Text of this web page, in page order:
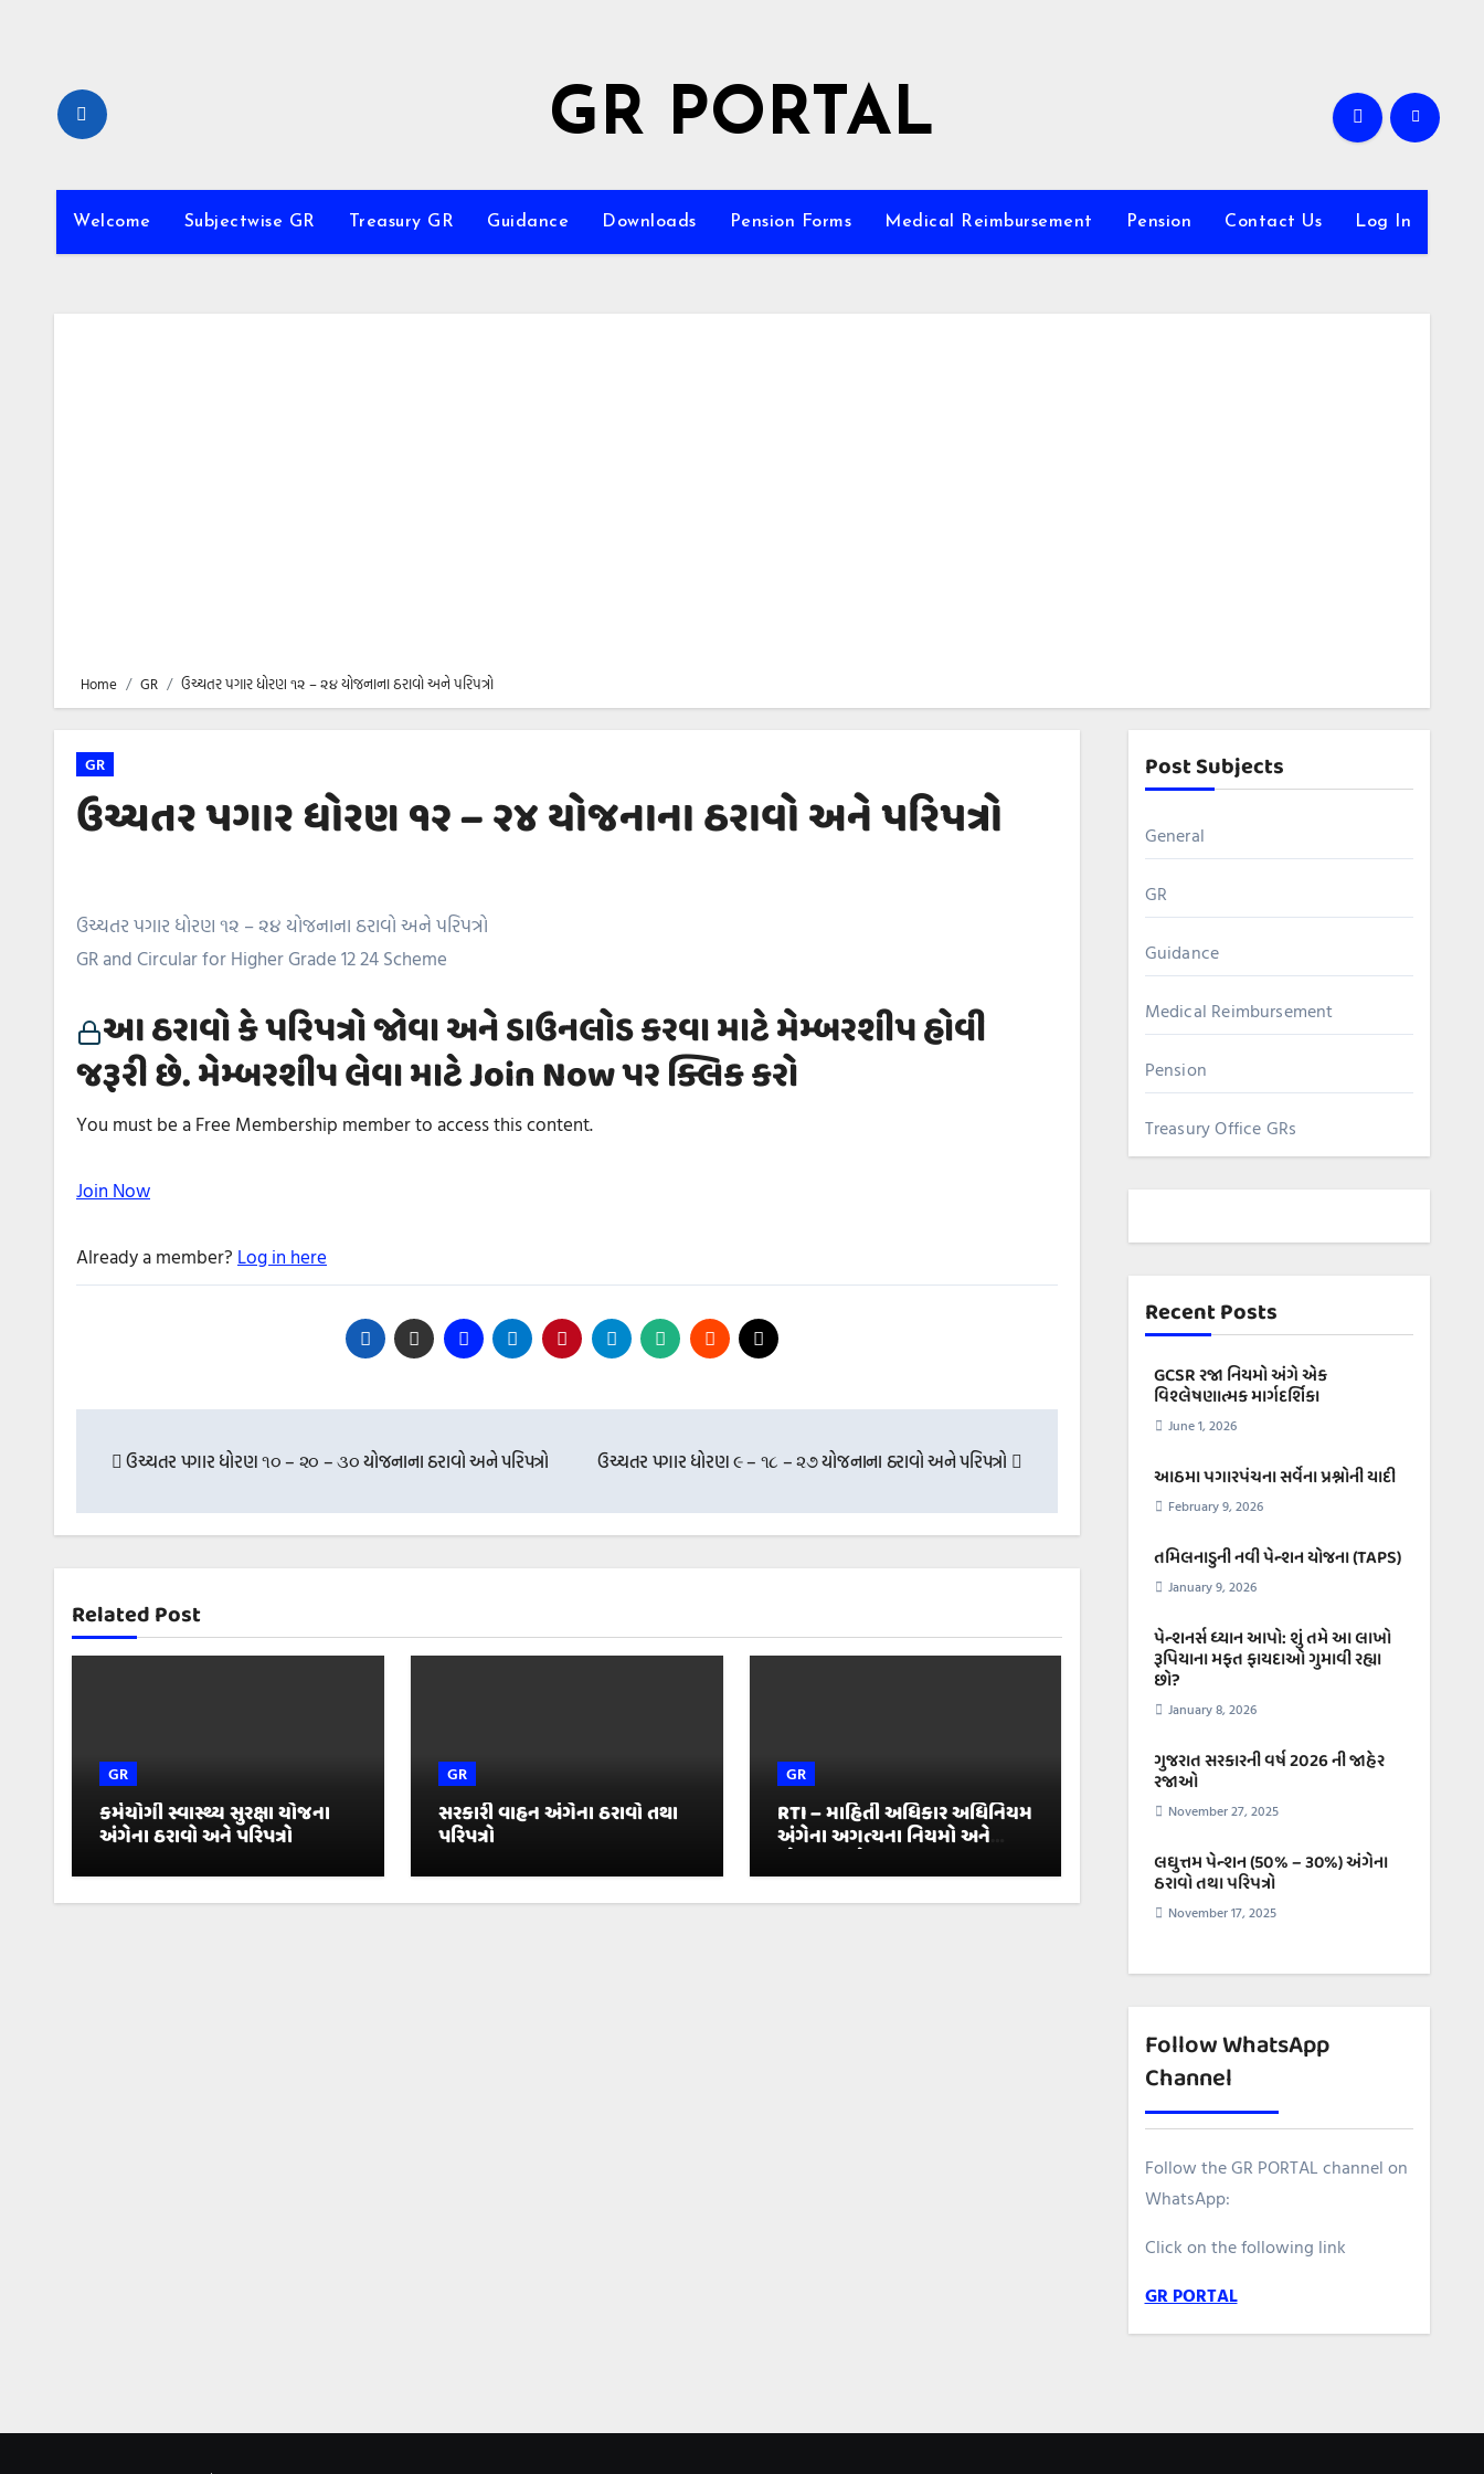
GR PORTAL
Welcome Subjectwise GR Treasury GR Guidance Downloads Pension Forms Medical Reimbursement Pension Contact Us Log In
Home GR ઉચ્ચતર પગાર ધોરણ ૧૨ – ૨૪ યોજનાના ઠરાવો અને પરિપત્રો
GR
ઉચ્ચતર પગાર ધોરણ ૧૨ – ૨૪ યોજનાના ઠરાવો અને પરિપત્રો
ઉચ્ચતર પગાર ધોરણ ૧૨ – ૨૪ યોજનાના ઠરાવો અને પરિપત્રો
GR and Circular for Higher Grade 12 24 Scheme
આ ઠરાવો કે પરિપત્રો જોવા અને ડાઉનલોડ કરવા માટે મેમ્બરશીપ હોવી
જરૂરી છે. મેમ્બરશીપ લેવા માટે Join Now પર ક્લિક કરો
You must be a Free Membership member to access this content.
Join Now
Already a member? Log in here
navigation
ઉચ્ચતર પગાર ધોરણ ૧૦ – ૨૦ – ૩૦ યોજનાના ઠરાવો અને પરિપત્રો ઉચ્ચતર પગાર ધોરણ ૯ – ૧૮ – ૨૭ યોજનાના ઠરાવો અને પરિપત્રો
Related Post
GR
કર્મયોગી સ્વાસ્થ્ય સુરક્ષા યોજના
અંગેના ઠરાવો અને પરિપત્રો
GR
સરકારી વાહન અંગેના ઠરાવો તથા
પરિપત્રો
GR
RTI – માહિતી અધિકાર અધિનિયમ
અંગેના અગત્યના નિયમો અને
Post Subjects
General
GR
Guidance
Medical Reimbursement
Pension
Treasury Office GRs
Recent Posts
GCSR રજા નિયમો અંગે એક
વિશ્લેષણાત્મક માર્ગદર્શિકા
June 1, 2026
આઠમા પગારપંચના સર્વેના પ્રશ્નોની યાદી
February 9, 2026
તમિલનાડુની નવી પેન્શન યોજના (TAPS)
January 9, 2026
પેન્શનર્સ ધ્યાન આપો: શું તમે આ લાખો
રૂપિયાના મફત ફાયદાઓ ગુમાવી રહ્યા
છો?
January 8, 2026
ગુજરાત સરકારની વર્ષ 2026 ની જાહેર
રજાઓ
November 27, 2025
લઘુત્તમ પેન્શન (50% – ૩૦%) અંગેના
ઠરાવો તથા પરિપત્રો
November 17, 2025
Follow WhatsApp
Channel
Follow the GR PORTAL channel on
WhatsApp:
Click on the following link
GR PORTAL